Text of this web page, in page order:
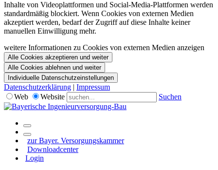
Inhalte von Videoplattformen und Social-Media-Plattformen werden
standardmäßig blockiert. Wenn Cookies von externen Medien
akzeptiert werden, bedarf der Zugriff auf diese Inhalte keiner
manuellen Einwilligung mehr.
weitere Informationen zu Cookies von externen Medien anzeigen
Alle Cookies akzeptieren und weiter
Alle Cookies ablehnen und weiter
Individuelle Datenschutzeinstellungen
Datenschutzerklärung | Impressum
Web
Website Suchen
zur Bayer. Versorgungskammer
Downloadcenter
Login